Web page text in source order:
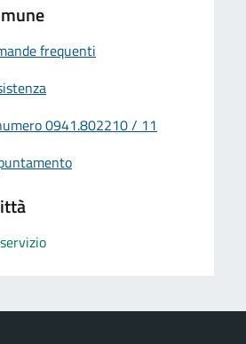
frequenti
0941.802210 / 11